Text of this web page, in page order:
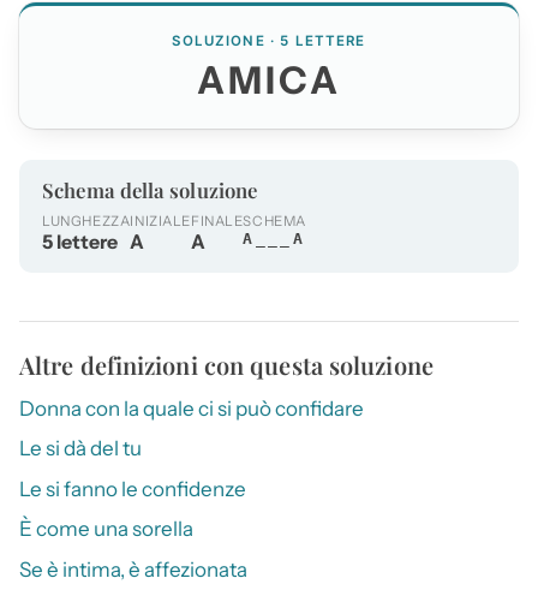
SOLUZIONE · 5 LETTERE
AMICA
Schema della soluzione
LUNGHEZZA
5 lettere
INIZIALE
A
FINALE
A
SCHEMA
A___A
Altre definizioni con questa soluzione
Donna con la quale ci si può confidare
Le si dà del tu
Le si fanno le confidenze
È come una sorella
Se è intima, è affezionata